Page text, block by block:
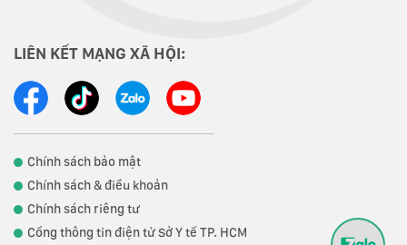
LIÊN KẾT MẠNG XÃ HỘI:
Chính sách bảo mật
Chính sách & điều khoản
Chính sách riêng tư
Cổng thông tin điện tử Sở Y tế TP. HCM